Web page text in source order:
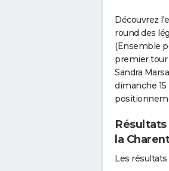
Découvrez
round des
(Ensemble
premier tour
Sandra
dimanche
la
Les